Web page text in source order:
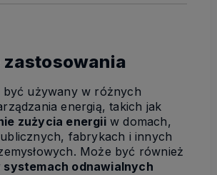
być używany w różnych
energią, takich jak
zużycia energiiw domach,
fabrykach i innych
Może być również
systemach odnawialnych